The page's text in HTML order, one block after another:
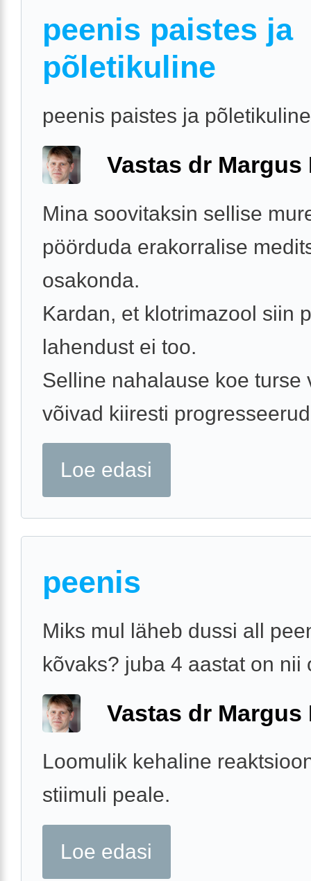
peenis paistes ja
põletikuline
peenis paistes ja
Vastas dr Margus
Mina soovitaksin sellise
pöörduda erakorralise
osakonda.
Kardan, et klotrimazool siin
lahendust ei too.
Selline nahalause koe turse
võivad kiiresti
Loe edasi
peenis
Miks mul läheb dussi all
kõvaks? juba 4 aastat on nii
Vastas dr Margus
Loomulik kehaline
stiimuli peale.
Loe edasi